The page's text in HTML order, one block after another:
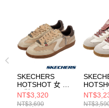
SKECHERS
HOTSHOT 女 休
閒鞋
185359NTMT
NT$3,320
NT$3,690
CNY 女